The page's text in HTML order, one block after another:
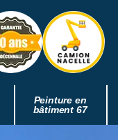
Peinture en
bâtiment 67